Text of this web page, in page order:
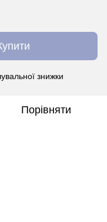
знижки
Порівняти